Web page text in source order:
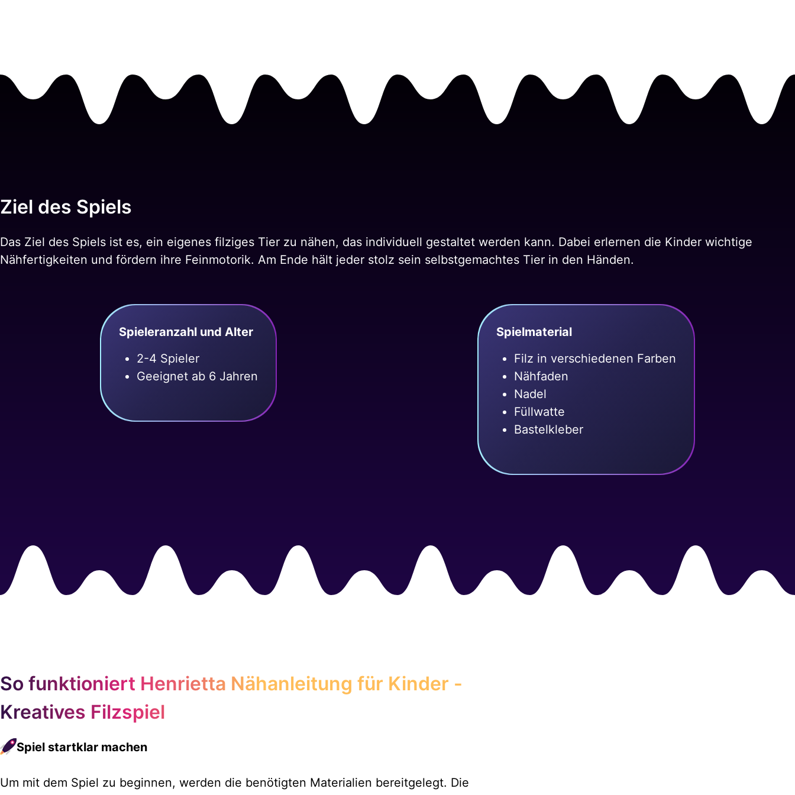
Ziel des Spiels
Das Ziel des Spiels ist es, ein eigenes filziges Tier zu nähen, das individuell gestaltet werden kann. Dabei erlernen die Kinder wichtige
Nähfertigkeiten und fördern ihre Feinmotorik. Am Ende hält jeder stolz sein selbstgemachtes Tier in den Händen.
Spieleranzahl und Alter
2-4 Spieler
Geeignet ab 6 Jahren
Spielmaterial
Filz in verschiedenen Farben
Nähfaden
Nadel
Füllwatte
Bastelkleber
So funktioniert Henrietta Nähanleitung für Kinder -
Kreatives Filzspiel
Spiel startklar machen
Um mit dem Spiel zu beginnen, werden die benötigten Materialien bereitgelegt. Die